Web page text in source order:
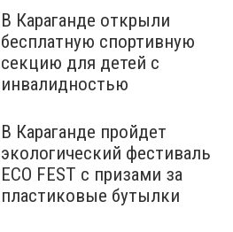
В Караганде открыли
бесплатную спортивную
секцию для детей с
инвалидностью
В Караганде пройдет
экологический фестиваль
ECO FEST с призами за
пластиковые бутылки